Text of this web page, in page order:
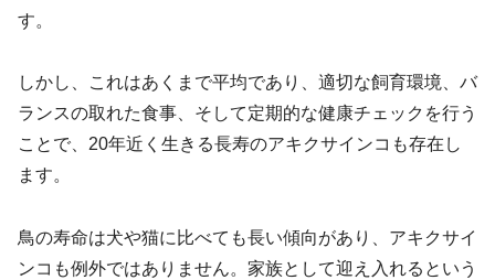
す。
しかし、これはあくまで平均であり、適切な飼育環境、バ
ランスの取れた食事、そして定期的な健康チェックを行う
ことで、20年近く生きる長寿のアキクサインコも存在し
ます。
鳥の寿命は犬や猫に比べても長い傾向があり、アキクサイ
ンコも例外ではありません。家族として迎え入れるという